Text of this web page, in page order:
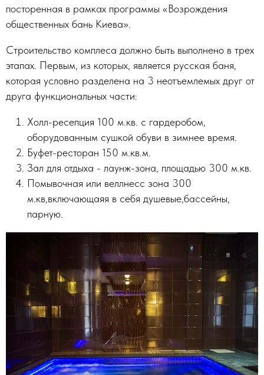
посторенная в рамках программы «Возрождения
общественных бань Киева».
Строительство комплеса должно быть выполнено в трех
этапах. Первым, из которых, является русская баня,
которая условно разделена на 3 неотъемлемых друг от
друга функциональных части:
Холл-ресепция 100 м.кв. с гардеробом,
оборудованным сушкой обуви в зимнее время.
Буфет-ресторан 150 м.кв.м.
Зал для отдыха - лаунж-зона, площадью 300 м.кв.
Помывочная или веллнесс зона 300
м.кв,включающаяя в себя душевые,бассейны,
парную.